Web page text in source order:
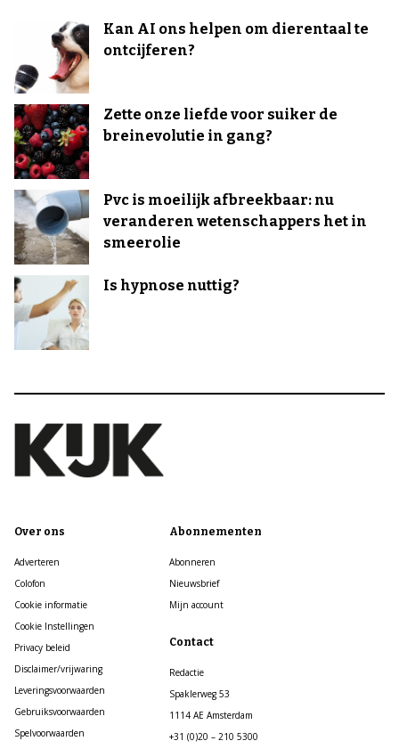
Kan AI ons helpen om dierentaal te
ontcijferen?
Zette onze liefde voor suiker de
breinevolutie in gang?
Pvc is moeilijk afbreekbaar: nu
veranderen wetenschappers het in
smeerolie
Is hypnose nuttig?
Over ons
Adverteren
Colofon
Cookie informatie
Cookie Instellingen
Privacy beleid
Disclaimer/vrijwaring
Leveringsvoorwaarden
Gebruiksvoorwaarden
Spelvoorwaarden
Abonnementen
Abonneren
Nieuwsbrief
Mijn account
Contact
Redactie
Spaklerweg 53
1114 AE Amsterdam
+31 (0)20 – 210 5300